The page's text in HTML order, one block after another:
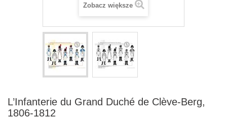
Zobacz większe
L’Infanterie du Grand Duché de Clève-Berg,
1806-1812